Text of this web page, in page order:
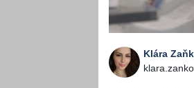
Klára